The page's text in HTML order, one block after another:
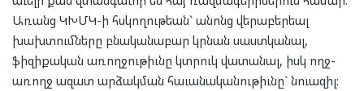
Առանց ԿԽՄԿ-ի հսկողութեան` անոնց վերաբերեալ
խախտումները բնականաբար կրնան սաստկանալ,
ֆիզիքական առողջութիւնը կտրուկ վատանալ, իսկ ողջ-
առողջ ազատ արձակման հաւանականութիւնը` նուազիլ: